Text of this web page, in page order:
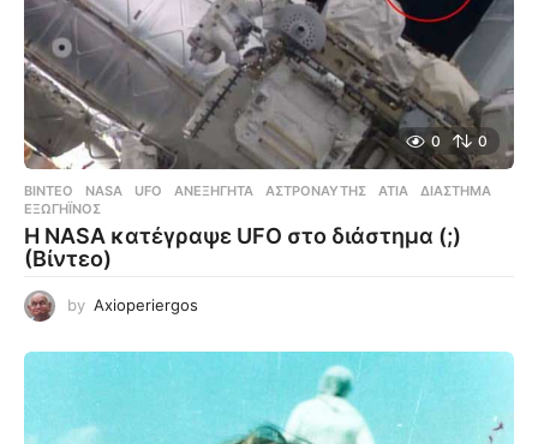
0 0
ΒΊΝΤΕΟ NASA ,UFO ,ΑΝΕΞΉΓΗΤΑ ,ΑΣΤΡΟΝΑΎΤΗΣ ,ΑΤΙΑ ,ΔΙΆΣΤΗΜΑ
ΕΞΩΓΉΙΝΟΣ
Η NASA κατέγραψε UFO στο διάστημα (;)
(Βίντεο)
by Axioperiergos